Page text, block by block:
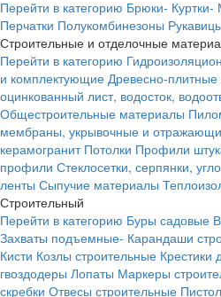
Перейти в категорию Брюки- Куртки-
Перчатки Полукомбинезоны
Строительные и отделочные
Перейти в категорию
и комплектующие Древесно-
оцинкованный лист, водосток,
Общестроительные материалы
мембраны, укрывочные и
керамогранит Потолки Профили
профили Стеклосетки, серпянки,
ленты Сыпучие материалы
Строительный
Перейти в категорию Буры садовые
Захваты подъемные- Карандаши
Кисти Козлы строительные Крестики
гвоздодеры Лопаты Маркеры
скребки Отвесы строительные